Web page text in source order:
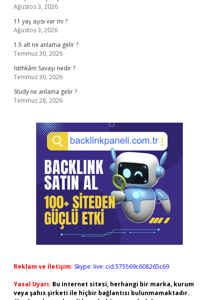
Ağustos 3, 2026
11 yaş aşısı var mı ?
Ağustos 3, 2026
1.5 alt ne anlama gelir ?
Temmuz 30, 2026
İstihkâm Savaşı nedir ?
Temmuz 30, 2026
Study ne anlama gelir ?
Temmuz 28, 2026
Reklam ve İletişim: Skype: live:.cid.575569c608265c69
Yasal Uyarı: Bu internet sitesi, herhangi bir marka, kurum
veya şahıs şirketi ile hiçbir bağlantısı bulunmamaktadır.